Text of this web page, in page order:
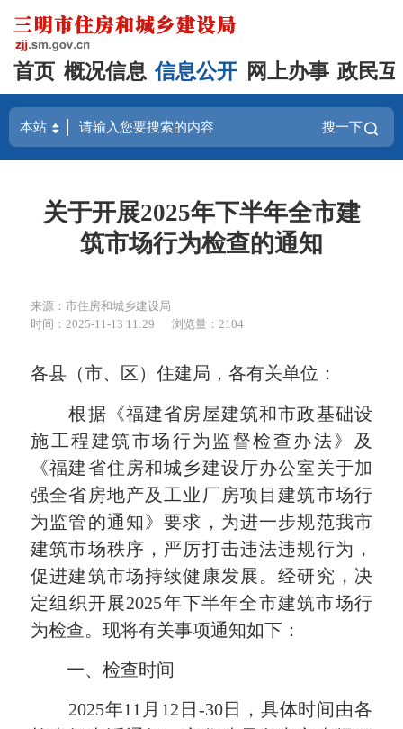
首页 概况信息 信息公开 网上办事 政民
搜一下
关于开展2025年下半年全市建
筑市场行为检查的通知
来源：市住房和城乡建设局
时间：2025-11-13 11:29
浏览量：2104
各县（市、区）住建局，各有关单位：
根据《福建省房屋建筑和市政基础设
施工程建筑市场行为监督检查办法》及
《福建省住房和城乡建设厅办公室关于加
强全省房地产及工业厂房项目建筑市场行
为监管的通知》要求，为进一步规范我市
建筑市场秩序，严厉打击违法违规行为，
促进建筑市场持续健康发展。经研究，决
定组织开展2025年下半年全市建筑市场行
为检查。现将有关事项通知如下：
一、检查时间
2025年11月12日-30日，具体时间由各